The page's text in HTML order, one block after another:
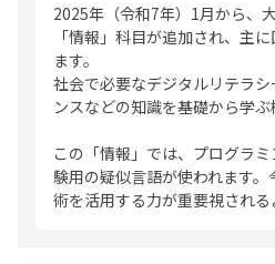
2025年（令和7年）1月から、
「情報」科目が追加され、主
ます。
社会で必要なデジタルリテラ
ンスなどの知識を基礎から学ぶ
この「情報」では、プログラ
験用の疑似言語が使われます
術を活用する力が重要視される